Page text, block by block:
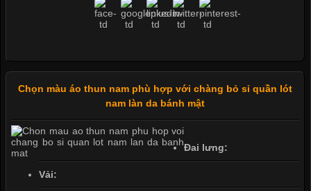
Chọn màu áo thun nam phù hợp với chàng bỏ sỉ quần lót
nam làn da bánh mật
Đai lưng:
Vải: